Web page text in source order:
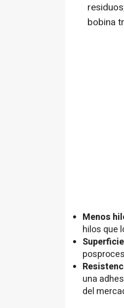
bobina
Menos
hilos que
una
del